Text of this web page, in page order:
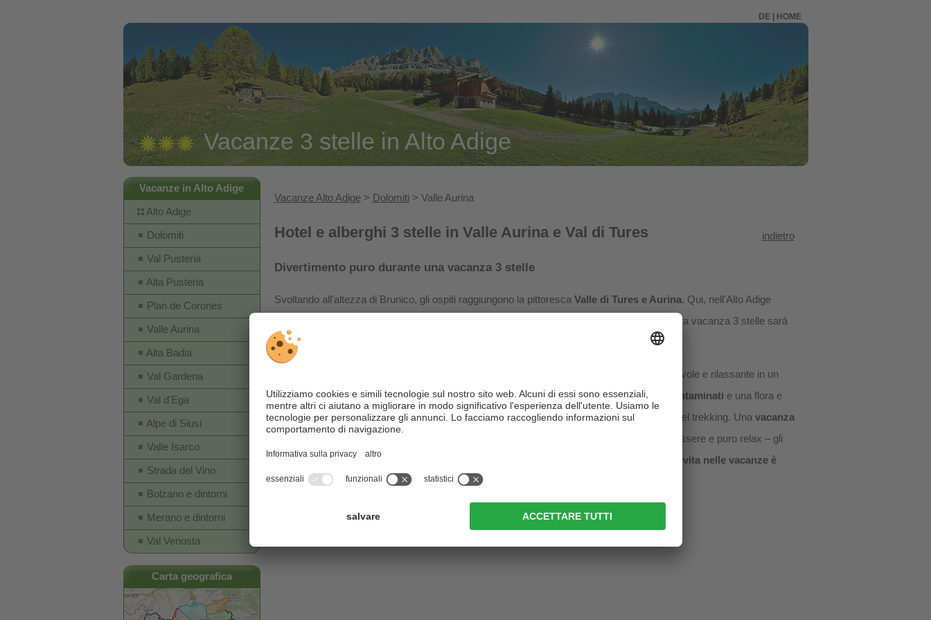
DE| HOME
Vacanze 3 stelle in Alto Adige
Vacanze in Alto Adige
Alto Adige
Dolomiti
Val Pusteria
Alta Pusteria
Plan de Corones
Valle Aurina
Alta Badia
Val Gardena
Val d'Ega
Alpe di Siusi
Valle Isarco
Strada del Vino
Bolzano e dintorni
Merano e dintorni
Val Venosta
Carta geografica
Vacanze Alto Adige> Dolomiti > Valle Aurina
Hotel e alberghi 3 stelle in Valle Aurina e Val di Tures indietro
Divertimento puro durante una vacanza 3 stelle
Svoltando all'altezza di Brunico, gli ospiti raggiungono la pittoresca Valle di Tures e Aurina. Qui, nell'Alto Adige
nordorientale, il vostro soggiorno si trasforma in un'esperienza indimenticabile. Qui, la vostra vacanza 3 stelle sarà
un piacere unico.
dotati di ogni comfort garantiscono un soggiorno piacevole e rilassante in un
ambiente incantato. Con le sue numerosevette alte più di tremila metri , glialpeggi incontaminati e una flora e
una fauna di forte fascino, questa regione non entusiasmerà solo gli amanti della natura e del trekking. Una vacanza
3 stelle in Valle Aurina e Val di Tures
, è altresì sinonimo di benessere e puro relax – gli
hotel 3 stelle non mancheranno di offrirvi al riguardo proposte ricche e interessanti.
Così la vita nelle vacanze è
semplicemente bella ...